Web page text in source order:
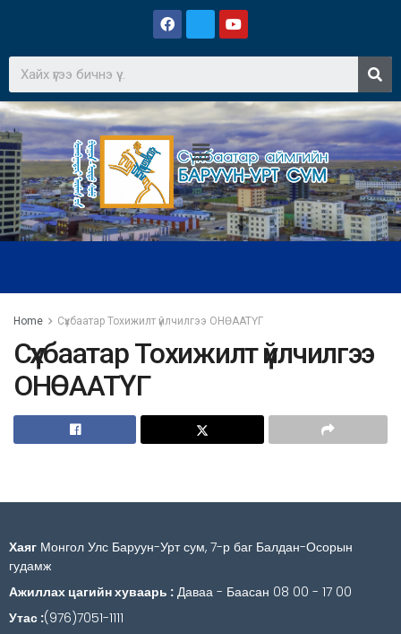
Home Сүхбаатар Тохижилт үйлчилгээ ОНӨААТҮГ
Сүхбаатар Тохижилт үйлчилгээ
ОНӨААТҮГ
Хаяг Монгол Улс Баруун-Урт сум, 7-р баг Балдан-Осорын
гудамж
Ажиллах цагийн хуваарь : Даваа - Баасан 08 00 - 17 00
Утас :(976)7051-1111